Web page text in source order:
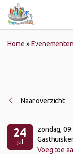
Home »Evenementen
Naar overzicht
24
jul
zondag,
Voeg toe